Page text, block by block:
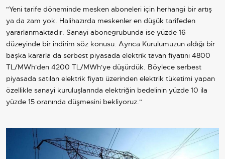
"Yeni tarife döneminde mesken aboneleri için herhangi bir artış
ya da zam yok. Halihazırda meskenler en düşük tarifeden
yararlanmaktadır. Sanayi abonegrubunda ise yüzde 16
düzeyinde bir indirim söz konusu. Ayrıca Kurulumuzun aldığı bir
başka kararla da serbest piyasada elektrik tavan fiyatını 4800
TL/MWh'den 4200 TL/MWh'ye düşürdük. Böylece serbest
piyasada satılan elektrik fiyatı üzerinden elektrik tüketimi yapan
özellikle sanayi kuruluşlarında elektriğin bedelinin yüzde 10 ila
yüzde 15 oranında düşmesini bekliyoruz."